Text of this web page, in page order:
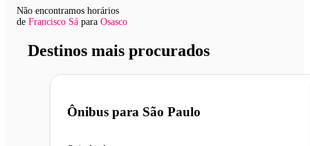
Não encontramos horários
de Francisco Sá para Osasco
Destinos mais procurados
Ônibus para São Paulo